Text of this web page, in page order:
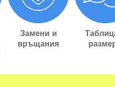
Замени и
връщания